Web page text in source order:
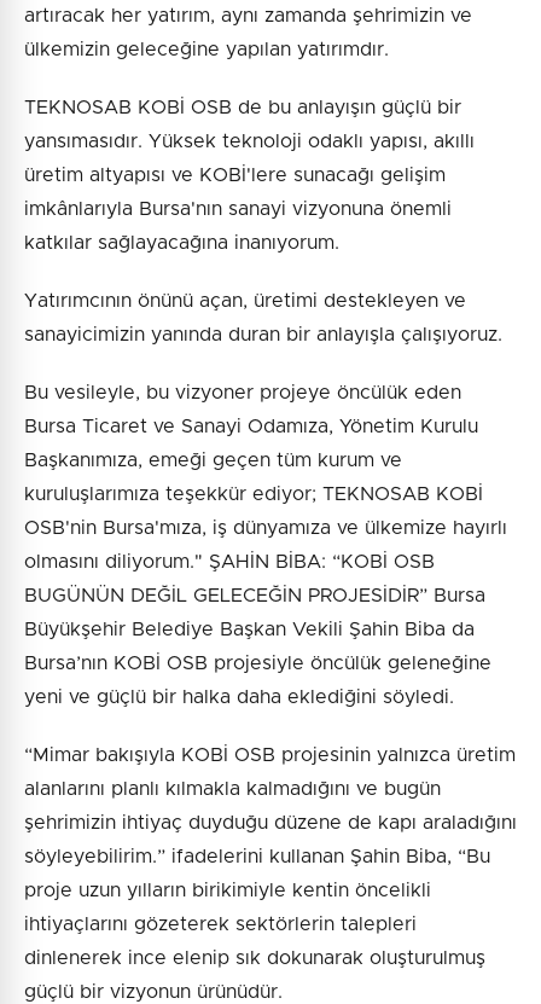
artıracak her yatırım, aynı zamanda şehrimizin ve
ülkemizin geleceğine yapılan yatırımdır.
TEKNOSAB KOBİ OSB de bu anlayışın güçlü bir
yansımasıdır. Yüksek teknoloji odaklı yapısı, akıllı
üretim altyapısı ve KOBİ'lere sunacağı gelişim
imkânlarıyla Bursa'nın sanayi vizyonuna önemli
katkılar sağlayacağına inanıyorum.
Yatırımcının önünü açan, üretimi destekleyen ve
sanayicimizin yanında duran bir anlayışla çalışıyoruz.
Bu vesileyle, bu vizyoner projeye öncülük eden
Bursa Ticaret ve Sanayi Odamıza, Yönetim Kurulu
Başkanımıza, emeği geçen tüm kurum ve
kuruluşlarımıza teşekkür ediyor; TEKNOSAB KOBİ
OSB'nin Bursa'mıza, iş dünyamıza ve ülkemize hayırlı
olmasını diliyorum." ŞAHİN BİBA: “KOBİ OSB
BUGÜNÜN DEĞİL GELECEĞİN PROJESİDİR” Bursa
Büyükşehir Belediye Başkan Vekili Şahin Biba da
Bursa’nın KOBİ OSB projesiyle öncülük geleneğine
yeni ve güçlü bir halka daha eklediğini söyledi.
“Mimar bakışıyla KOBİ OSB projesinin yalnızca üretim
alanlarını planlı kılmakla kalmadığını ve bugün
şehrimizin ihtiyaç duyduğu düzene de kapı araladığını
söyleyebilirim.” ifadelerini kullanan Şahin Biba, “Bu
proje uzun yılların birikimiyle kentin öncelikli
ihtiyaçlarını gözeterek sektörlerin talepleri
dinlenerek ince elenip sık dokunarak oluşturulmuş
güçlü bir vizyonun ürünüdür.